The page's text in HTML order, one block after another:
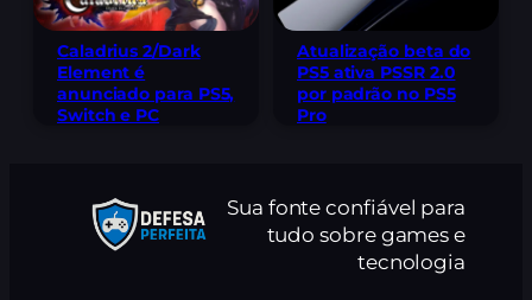
Caladrius 2/Dark
Element é
anunciado para PS5,
Switch e PC
Atualização beta do
PS5 ativa PSSR 2.0
por padrão no PS5
Pro
Sua fonte confiável para
tudo sobre games e
tecnologia